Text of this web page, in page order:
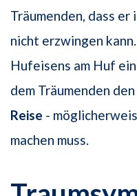
Träumenden, dass er
nicht erzwingen
Hufeisens am Huf
dem Träumenden
Reise -
machen muss.